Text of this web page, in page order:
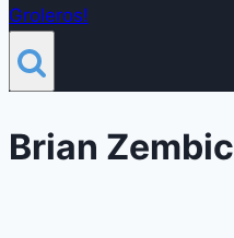
Groleros!
Brian Zembic